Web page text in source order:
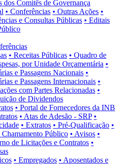
dos Comitês de Governança
• Conferências • Outras Ações •
e Consultas Públicas • Editais
• Receitas Públicas • Quadro de
por Unidade Orçamentária •
e Passagens Nacionais •
e Passagens Internacionais •
com Partes Relacionadas •
de Dividendos
• Portal de Fornecedores da INB
• Atas de Adesão - SRP •
• Extratos • Pré-Qualificação •
Chamamento Público • Avisos •
de Licitações e Contratos •
• Empregados • Aposentados e